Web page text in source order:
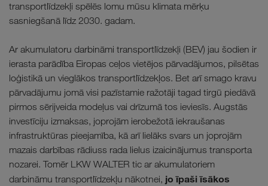
transportlīdzekļi spēlēs lomu mūsu klimata mērķu
sasniegšanā līdz 2030. gadam.
Ar akumulatoru darbināmi transportlīdzekļi (BEV) jau šodien ir
ierasta parādība Eiropas ceļos vietējos pārvadājumos, pilsētas
loģistikā un vieglākos transportlīdzekļos. Bet arī smago kravu
pārvadājumu jomā visi pazīstamie ražotāji tagad tirgū piedāvā
pirmos sērijveida modeļus vai drīzumā tos ieviesīs. Augstās
investīciju izmaksas, joprojām ierobežotā iekraušanas
infrastruktūras pieejamība, kā arī lielāks svars un joprojām
mazais darbības rādiuss rada lielus izaicinājumus transporta
nozarei. Tomēr LKW WALTER tic ar akumulatoriem
darbināmu transportlīdzekļu nākotnei, jo īpaši īsākos